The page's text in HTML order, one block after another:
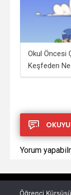
Okul Öncesi
Keşfeden
Yorum
Öğrenci